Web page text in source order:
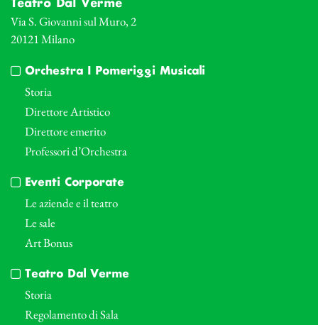
Teatro Dal Verme
Via S. Giovanni sul Muro, 2
20121 Milano
Orchestra I Pomeriggi Musicali
Storia
Direttore Artistico
Direttore emerito
Professori d’Orchestra
Eventi Corporate
Le aziende e il teatro
Le sale
Art Bonus
Teatro Dal Verme
Storia
Regolamento di Sala